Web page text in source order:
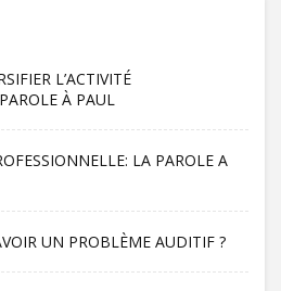
L’ACTIVITÉ
À PAUL
LA PAROLE A
UN PROBLÈME AUDITIF ?